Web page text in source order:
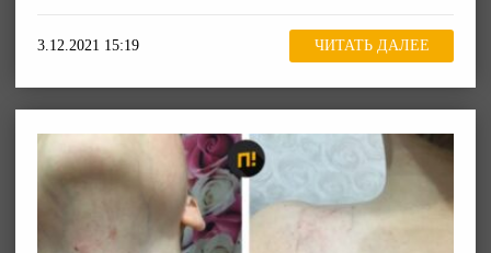
3.12.2021 15:19 ЧИТАТЬ ДАЛЕЕ